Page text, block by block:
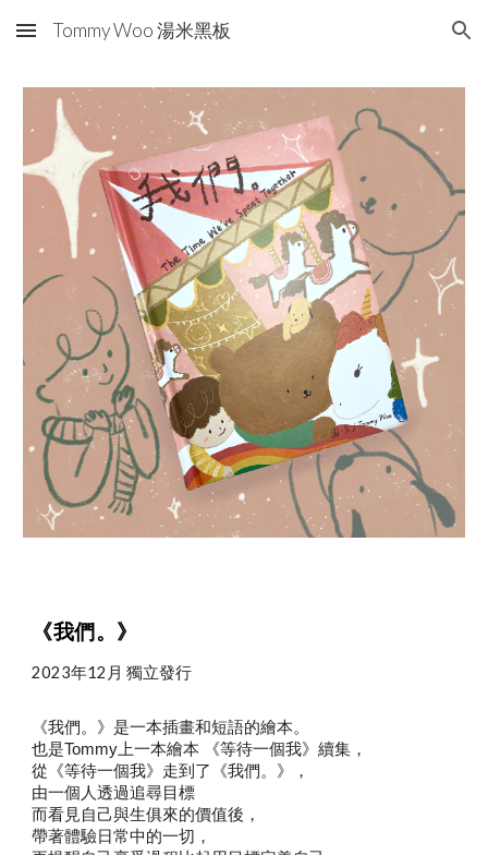
Skip to main content Skip to navigation
Tommy Woo 湯米黑板
《我們。》
2023年12月 獨立發行
《我們。》是一本插畫和短語的繪本。
也是Tommy上一本繪本 《等待一個我》續集，
從 《等待一個我》走到了《我們。》，
由一個人透過追尋目標
而看見自己與生俱來的價值後，
帶著體驗日常中的一切，